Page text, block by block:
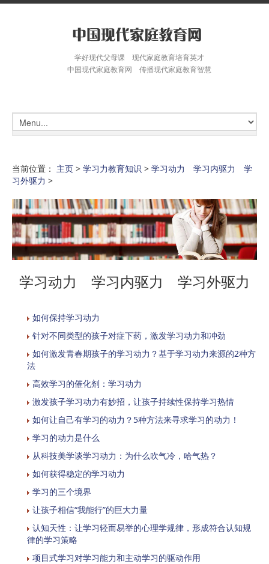
学好现代父母课 现代家庭教育培育英才
中国现代家庭教育网 传播现代家庭教育智慧
当前位置： 主页 > 学习力教育知识 > 学习动力 学习内驱力 学
习外驱力 >
学习动力 学习内驱力 学习外驱力
如何保持学习动力
针对不同类型的孩子对症下药，激发学习动力和冲劲
如何激发青春期孩子的学习动力？基于学习动力来源的2种方
法
高效学习的催化剂：学习动力
激发孩子学习动力有妙招，让孩子持续性保持学习热情
如何让自己有学习的动力？5种方法来寻求学习的动力！
学习的动力是什么
从科技美学谈学习动力：为什么吹气冷，哈气热？
如何获得稳定的学习动力
学习的三个境界
让孩子相信“我能行”的巨大力量
认知天性：让学习轻而易举的心理学规律，形成符合认知规
律的学习策略
项目式学习对学习能力和主动学习的驱动作用